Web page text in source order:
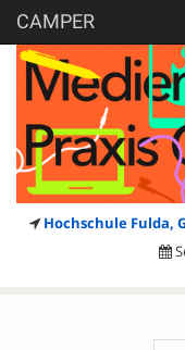
CAMPER
Hochschule Fulda,